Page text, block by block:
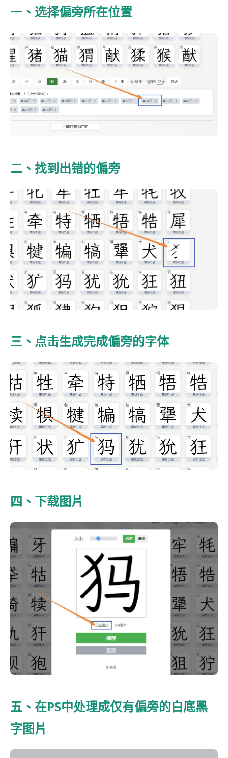
一、选择偏旁所在位置
二、找到出错的偏旁
三、点击生成完成偏旁的字体
四、下载图片
五、在PS中处理成仅有偏旁的白底黑
字图片